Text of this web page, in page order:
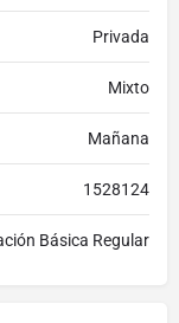
Privada
Mixto
Mañana
1528124
Básica Regular